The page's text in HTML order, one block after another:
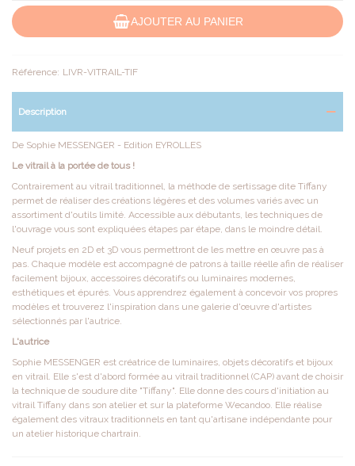
AJOUTER AU PANIER
Référence: LIVR-VITRAIL-TIF
Description
De Sophie MESSENGER - Edition EYROLLES
Le vitrail à la portée de tous !
Contrairement au vitrail traditionnel, la méthode de sertissage dite Tiffany
permet de réaliser des créations légères et des volumes variés avec un
assortiment d'outils limité. Accessible aux débutants, les techniques de
l'ouvrage vous sont expliquées étapes par étape, dans le moindre détail.
Neuf projets en 2D et 3D vous permettront de les mettre en œuvre pas à
pas. Chaque modèle est accompagné de patrons à taille réelle afin de réaliser
facilement bijoux, accessoires décoratifs ou luminaires modernes,
esthétiques et épurés. Vous apprendrez également à concevoir vos propres
modèles et trouverez l'inspiration dans une galerie d'œuvre d'artistes
sélectionnés par l'autrice.
L'autrice
Sophie MESSENGER est créatrice de luminaires, objets décoratifs et bijoux
en vitrail. Elle s'est d'abord formée au vitrail traditionnel (CAP) avant de choisir
la technique de soudure dite "Tiffany". Elle donne des cours d'initiation au
vitrail Tiffany dans son atelier et sur la plateforme Wecandoo. Elle réalise
également des vitraux traditionnels en tant qu'artisane indépendante pour
un atelier historique chartrain.